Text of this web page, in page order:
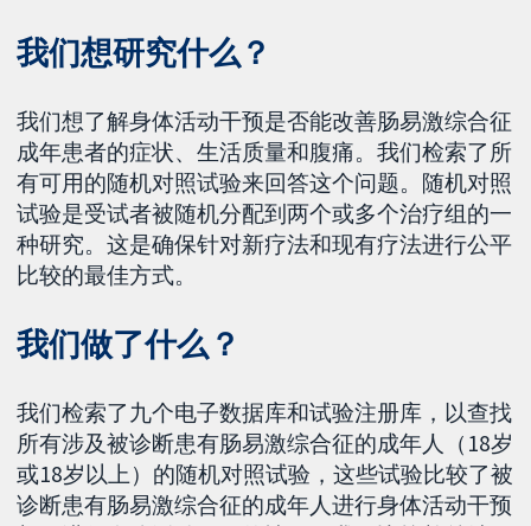
我们想研究什么？
我们想了解身体活动干预是否能改善肠易激综合征
成年患者的症状、生活质量和腹痛。我们检索了所
有可用的随机对照试验来回答这个问题。随机对照
试验是受试者被随机分配到两个或多个治疗组的一
种研究。这是确保针对新疗法和现有疗法进行公平
比较的最佳方式。
我们做了什么？
我们检索了九个电子数据库和试验注册库，以查找
所有涉及被诊断患有肠易激综合征的成年人（18岁
或18岁以上）的随机对照试验，这些试验比较了被
诊断患有肠易激综合征的成年人进行身体活动干预